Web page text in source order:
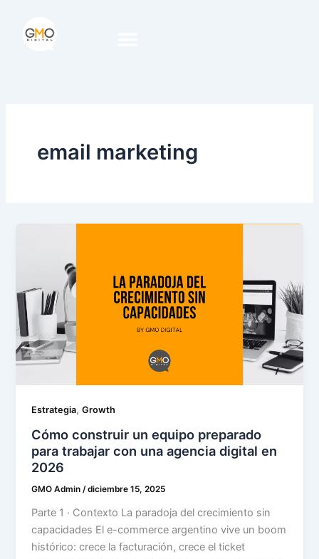
contenido
email marketing
Estrategia,Growth
Cómo construir un equipo preparado
para trabajar con una agencia digital en
2026
GMO Admin /diciembre 15, 2025
Parte 1 · Contexto La paradoja del crecimiento sin
capacidades El e-commerce argentino vive un boom
histórico: crece la facturación, crece el ticket